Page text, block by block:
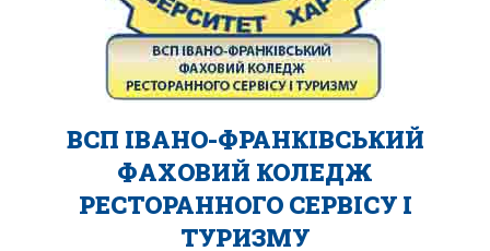
ВСП ІВАНО-ФРАНКІВСЬКИЙ
ФАХОВИЙ КОЛЕДЖ
РЕСТОРАННОГО СЕРВІСУ І
ТУРИЗМУ